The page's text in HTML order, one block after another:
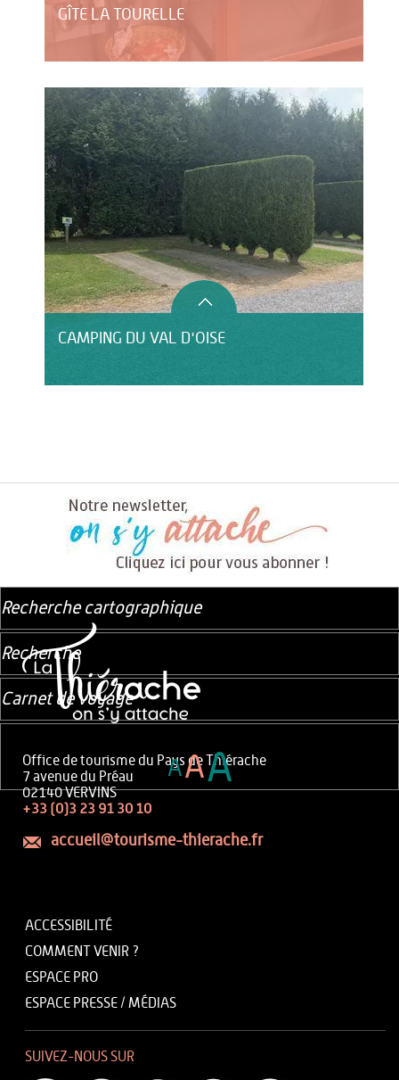
GÎTE LA TOURELLE
CAMPING DU VAL D'OISE
Office de tourisme du Pays de Thiérache
7 avenue du Préau
02140 VERVINS
+33 (0)3 23 91 30 10
accueil@tourisme-thierache.fr
ACCESSIBILITÉ
COMMENT VENIR ?
ESPACE PRO
ESPACE PRESSE / MÉDIAS
SUIVEZ-NOUS SUR
Recherche cartographique
Recherche
Carnet de voyage
AAA